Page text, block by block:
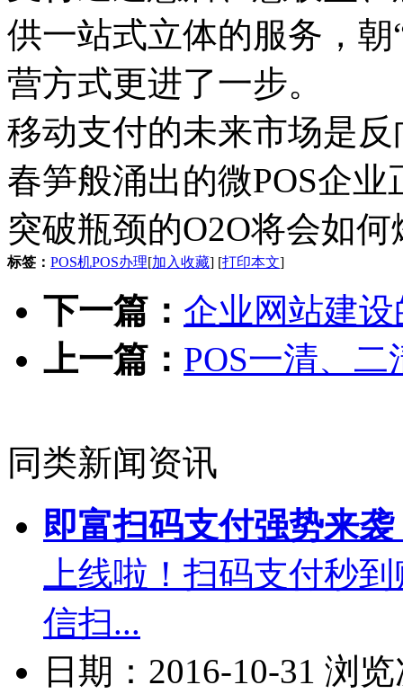
供一站式立体的服务，
营方式更进了一步。
移动支付的未来市场是
春笋般涌出的微POS企
突破瓶颈的O2O将会如
标签： POS机POS办理[加入收藏] [打印本文]
下一篇： 企业网站建
上一篇： POS一清、
同类新闻资讯
即富扫码支付强势来袭
上线啦！扫码支付秒
信扫...
日期：2016-10-31 浏